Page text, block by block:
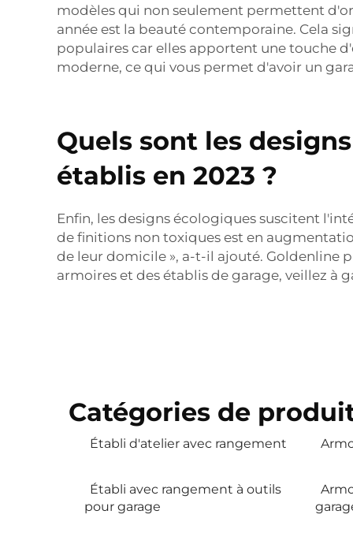
modèles qui non seulement permettent
année est la beauté contemporaine. Cela
populaires car elles apportent une touche
moderne, ce qui vous permet d'avoir un
Quels sont les
établis en 2023 ?
Enfin, les designs écologiques suscitent
de finitions non toxiques est en
de leur domicile », a-t-il ajouté. Goldenline
armoires et des établis de garage, veillez à
Catégories de
Établi d'atelier avec rangement
Établi avec rangement à outils
pour garage